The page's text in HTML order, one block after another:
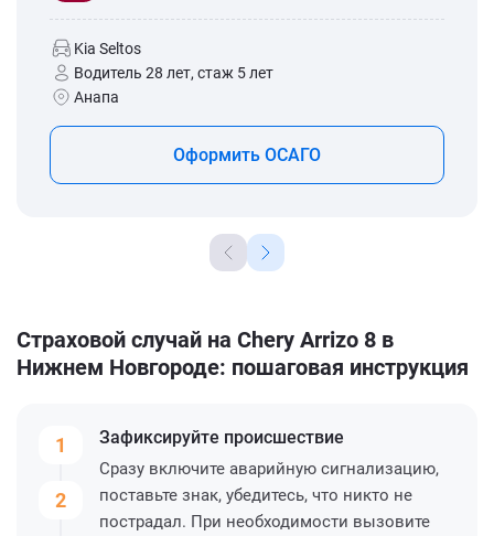
Kia Seltos
Водитель 28 лет, стаж 5 лет
Анапа
Оформить ОСАГО
Страховой случай на Chery Arrizo 8 в
Нижнем Новгороде: пошаговая инструкция
1
2
Зафиксируйте происшествие
Сразу включите аварийную сигнализацию,
поставьте знак, убедитесь, что никто не
пострадал. При необходимости вызовите